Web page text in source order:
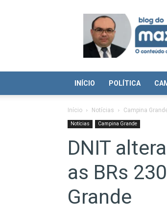
Blog
Max
Silva
INÍCIO POLÍTICA
Início Notícias Campina
Notícias Campina Grande
DNIT
as BRs
Grande